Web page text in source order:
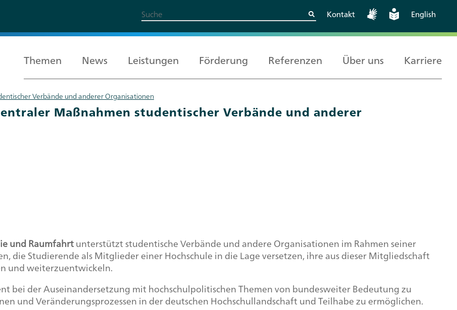
Kontakt English
Themen
Alle Themen
Kritische
Wissenschaftskooperationen
News Leistungen
Leistungen
Förderung
Förderung
Referenzen Über uns
Über uns
Europäische und
internationale
Berlin
Karriere
Karriere
Verbände und anderer Organisationen
Maßnahmen studentischer Verbände und anderer
und Raumfahrtunterstützt studentische Verbände und andere Organisationen im Rahmen seiner
die Studierende als Mitglieder einer Hochschule in die Lage versetzen, ihre aus dieser Mitgliedschaft
und weiterzuentwickeln.
bei der Auseinandersetzung mit hochschulpolitischen Themen von bundesweiter Bedeutung zu
und Veränderungsprozessen in der deutschen Hochschullandschaft und Teilhabe zu ermöglichen.